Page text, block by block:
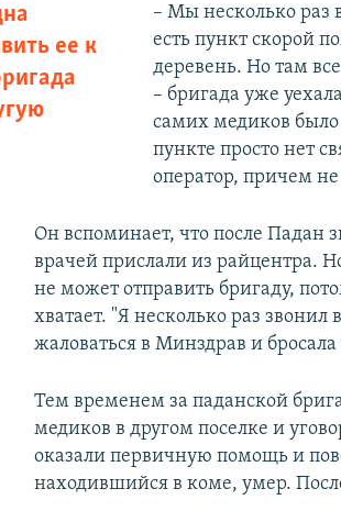
ее к
– Мы несколько раз
есть пункт скорой
деревень. Но там
– бригада уже
самих медиков
пункте просто нет
оператор, причем не
Он вспоминает, что после Падан
врачей прислали из райцентра.
не может отправить бригаду,
хватает. "Я несколько раз звонил
жаловаться в Минздрав и
Тем временем за паданской
медиков в другом поселке и
оказали первичную помощь и
находившийся в коме, умер.